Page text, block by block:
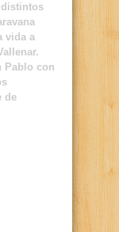
distintos
vida a
Pablo con
de